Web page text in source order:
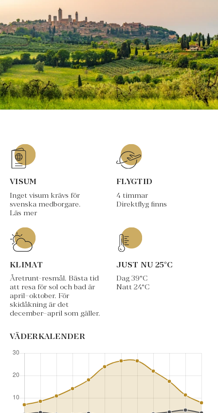
VISUM
Inget visum krävs för
svenska medborgare.
Läs mer
FLYGTID
4 timmar
Direktflyg finns
KLIMAT
Åretrunt-resmål. Bästa tid
att resa för sol och bad är
april–oktober. För
skidåkning är det
december–april som gäller.
JUST NU 25°C
Dag 39°C
Natt 24°C
VÄDERKALENDER